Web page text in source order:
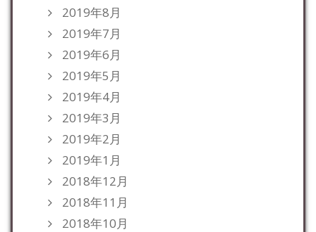
2019年8月
2019年7月
2019年6月
2019年5月
2019年4月
2019年3月
2019年2月
2019年1月
2018年12月
2018年11月
2018年10月